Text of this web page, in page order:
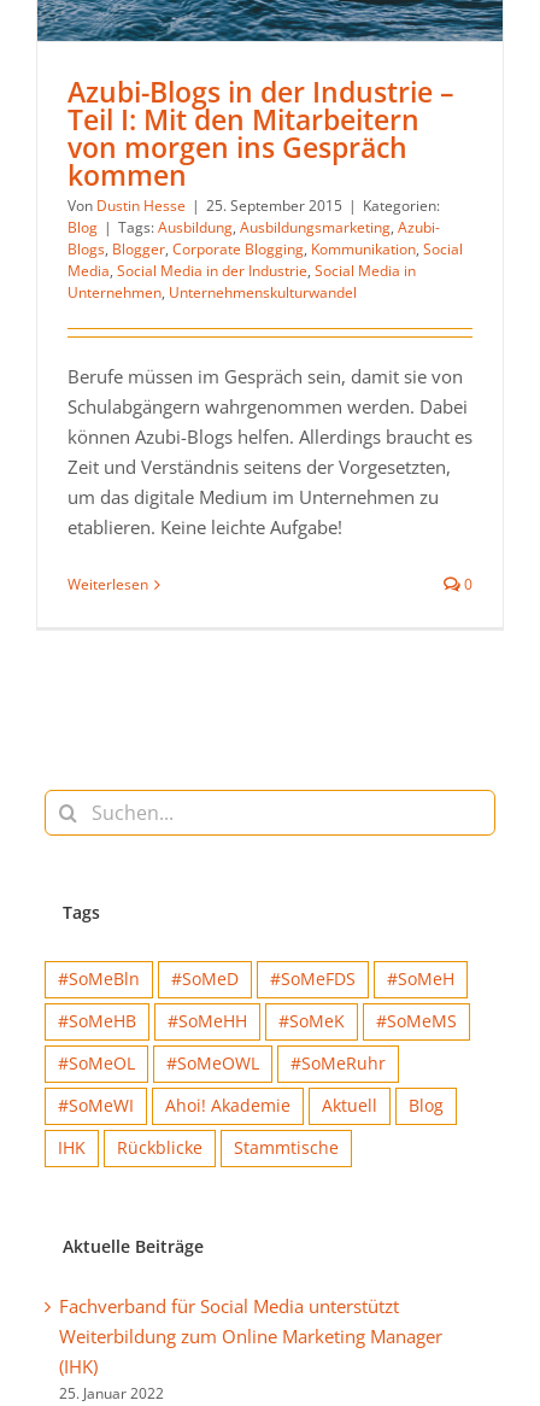
Azubi-Blogs in der Industrie –
Teil I: Mit den Mitarbeitern
von morgen ins Gespräch
kommen
Von Dustin Hesse | 25. September 2015 | Kategorien:
Blog | Tags:Ausbildung, Ausbildungsmarketing, Azubi-
Blogs, Blogger, Corporate Blogging, Kommunikation, Social
Media, Social Media in der Industrie, Social Media in
Unternehmen, Unternehmenskulturwandel
Berufe müssen im Gespräch sein, damit sie von
Schulabgängern wahrgenommen werden. Dabei
können Azubi-Blogs helfen. Allerdings braucht es
Zeit und Verständnis seitens der Vorgesetzten,
um das digitale Medium im Unternehmen zu
etablieren. Keine leichte Aufgabe!
Weiterlesen 0
Suche
nach:
Tags
#SoMeBln #SoMeD #SoMeFDS
#SoMeH
#SoMeHB
#SoMeHH #SoMeK
#SoMeMS
#SoMeOL
#SoMeOWL
#SoMeRuhr
#SoMeWI
Ahoi! Akademie Aktuell
Blog
IHK
Rückblicke Stammtische
Aktuelle Beiträge
Fachverband für Social Media unterstützt
Weiterbildung zum Online Marketing Manager
(IHK)
25. Januar 2022